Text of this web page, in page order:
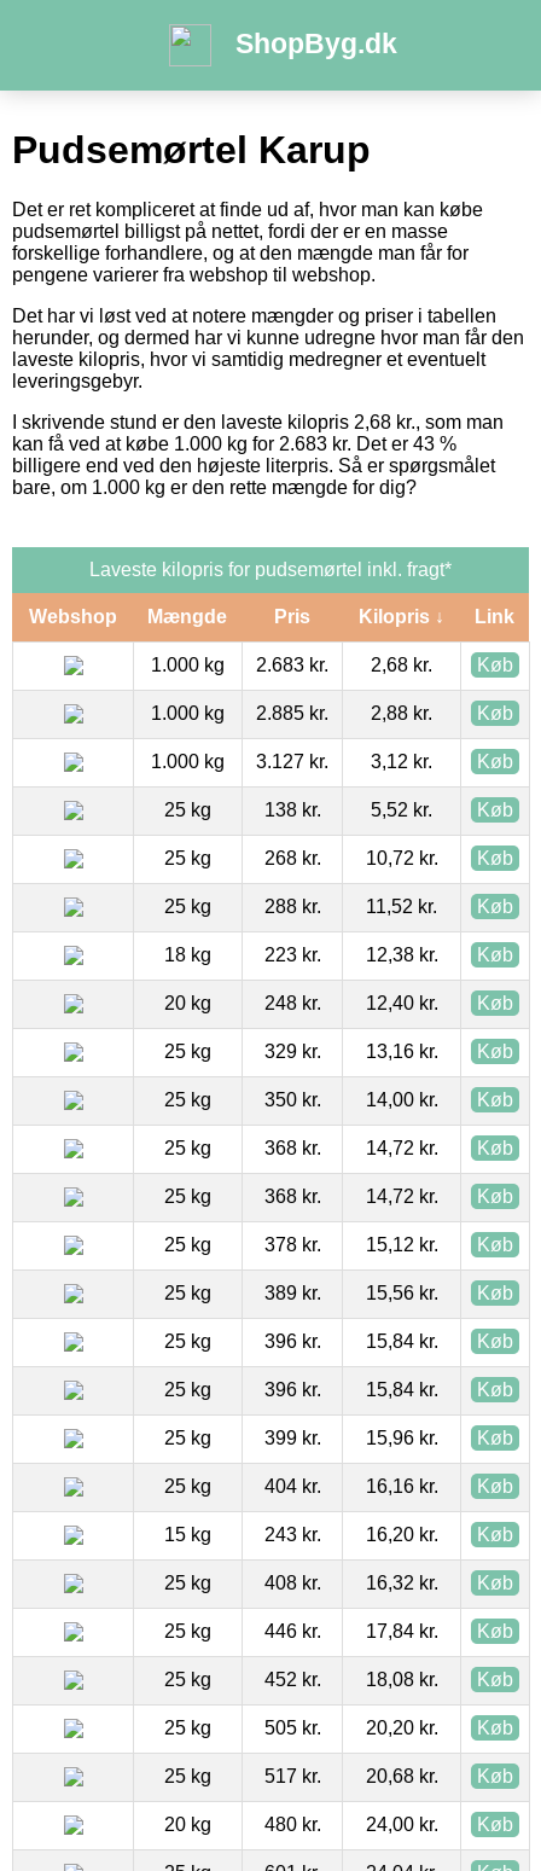
ShopByg.dk
Pudsemørtel Karup
Det er ret kompliceret at finde ud af, hvor man kan købe
pudsemørtel billigst på nettet, fordi der er en masse
forskellige forhandlere, og at den mængde man får for
pengene varierer fra webshop til webshop.
Det har vi løst ved at notere mængder og priser i tabellen
herunder, og dermed har vi kunne udregne hvor man får den
laveste kilopris, hvor vi samtidig medregner et eventuelt
leveringsgebyr.
I skrivende stund er den laveste kilopris 2,68 kr., som man
kan få ved at købe 1.000 kg for 2.683 kr. Det er 43 %
billigere end ved den højeste literpris. Så er spørgsmålet
bare, om 1.000 kg er den rette mængde for dig?
Laveste kilopris for pudsemørtel inkl. fragt*
Webshop Mængde Pris Kilopris ↓ Link
1.000 kg 2.683 kr. 2,68 kr. Køb
1.000 kg 2.885 kr. 2,88 kr. Køb
1.000 kg 3.127 kr. 3,12 kr. Køb
25 kg 138 kr. 5,52 kr. Køb
25 kg 268 kr. 10,72 kr. Køb
25 kg 288 kr. 11,52 kr. Køb
18 kg 223 kr. 12,38 kr. Køb
20 kg 248 kr. 12,40 kr. Køb
25 kg 329 kr. 13,16 kr. Køb
25 kg 350 kr. 14,00 kr. Køb
25 kg 368 kr. 14,72 kr. Køb
25 kg 368 kr. 14,72 kr. Køb
25 kg 378 kr. 15,12 kr. Køb
25 kg 389 kr. 15,56 kr. Køb
25 kg 396 kr. 15,84 kr. Køb
25 kg 396 kr. 15,84 kr. Køb
25 kg 399 kr. 15,96 kr. Køb
25 kg 404 kr. 16,16 kr. Køb
15 kg 243 kr. 16,20 kr. Køb
25 kg 408 kr. 16,32 kr. Køb
25 kg 446 kr. 17,84 kr. Køb
25 kg 452 kr. 18,08 kr. Køb
25 kg 505 kr. 20,20 kr. Køb
25 kg 517 kr. 20,68 kr. Køb
20 kg 480 kr. 24,00 kr. Køb